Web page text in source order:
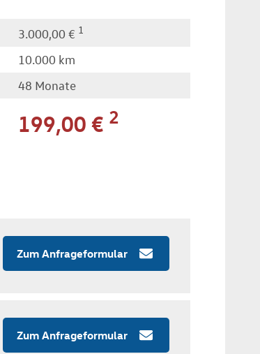
3.000,00 € 1
10.000 km
48 Monate
199,00 € 2
Zum Anfrageformular
Zum Anfrageformular